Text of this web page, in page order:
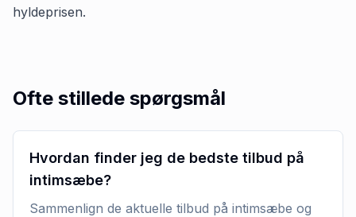
hyldeprisen.
Ofte stillede spørgsmål
Hvordan finder jeg de bedste tilbud på
intimsæbe?
Sammenlign de aktuelle tilbud på intimsæbe og